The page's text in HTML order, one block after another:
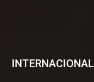
INTERNACIONAL